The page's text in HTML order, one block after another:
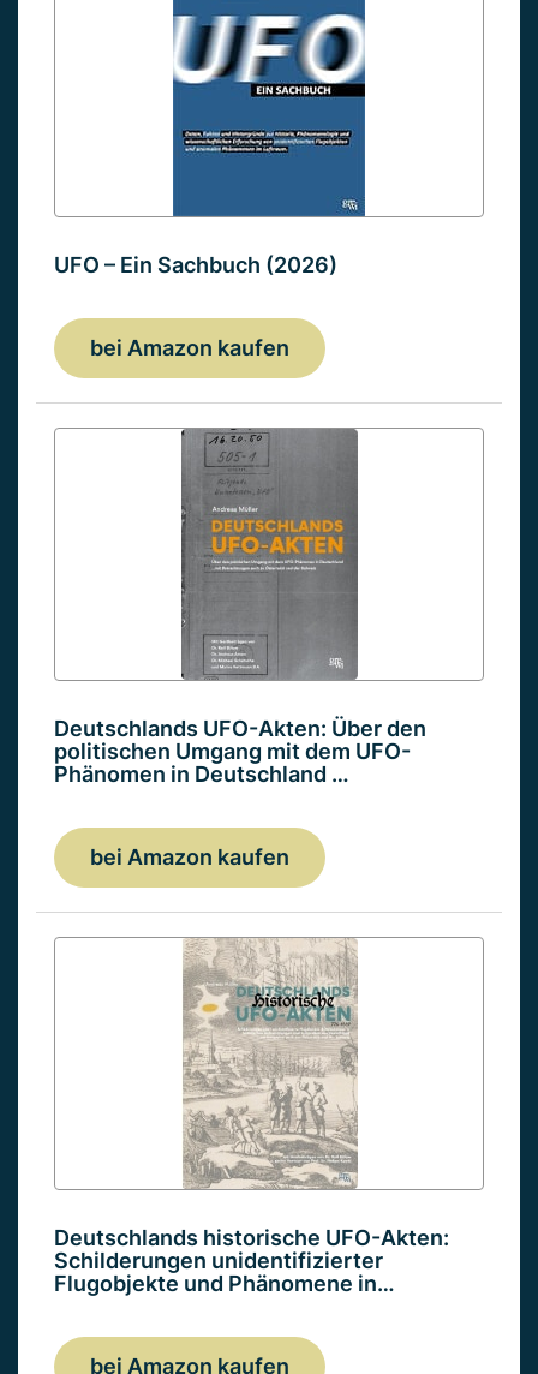
UFO – Ein Sachbuch (2026)
bei Amazon kaufen
Deutschlands UFO-Akten: Über den
politischen Umgang mit dem UFO-
Phänomen in Deutschland …
bei Amazon kaufen
Deutschlands historische UFO-Akten:
Schilderungen unidentifizierter
Flugobjekte und Phänomene in…
bei Amazon kaufen